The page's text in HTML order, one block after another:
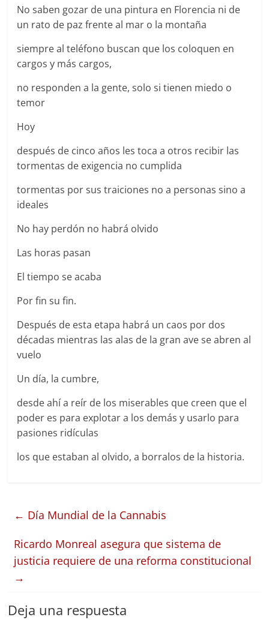
No saben gozar de una pintura en Florencia ni de
un rato de paz frente al mar o la montaña
siempre al teléfono buscan que los coloquen en
cargos y más cargos,
no responden a la gente, solo si tienen miedo o
temor
Hoy
después de cinco años les toca a otros recibir las
tormentas de exigencia no cumplida
tormentas por sus traiciones no a personas sino a
ideales
No hay perdón no habrá olvido
Las horas pasan
El tiempo se acaba
Por fin su fin.
Después de esta etapa habrá un caos por dos
décadas mientras las alas de la gran ave se abren al
vuelo
Un día, la cumbre,
desde ahí a reír de los miserables que creen que el
poder es para explotar a los demás y usarlo para
pasiones ridículas
los que estaban al olvido, a borralos de la historia.
← Día Mundial de la Cannabis
Ricardo Monreal asegura que sistema de
justicia requiere de una reforma constitucional
→
Deja una respuesta